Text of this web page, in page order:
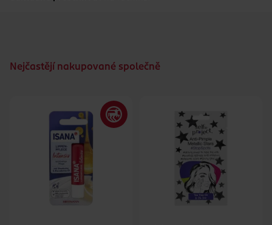
Nejčastějí nakupované společně